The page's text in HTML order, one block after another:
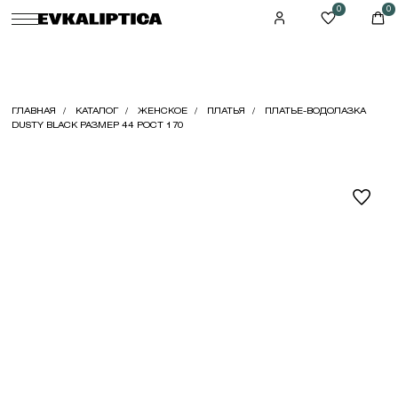
0 0
ГЛАВНАЯ КАТАЛОГ ЖЕНСКОЕ ПЛАТЬЯ
ПЛАТЬЕ-ВОДОЛАЗКА
DUSTY BLACK РАЗМЕР 44 РОСТ 170